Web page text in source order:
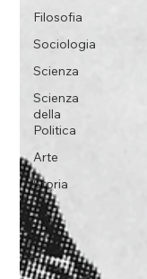
Filosofia
Sociologia
Scienza
Scienza
della
Politica
Arte
Storia